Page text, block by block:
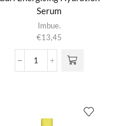
Serum
Imbue.
€13,45
Curl